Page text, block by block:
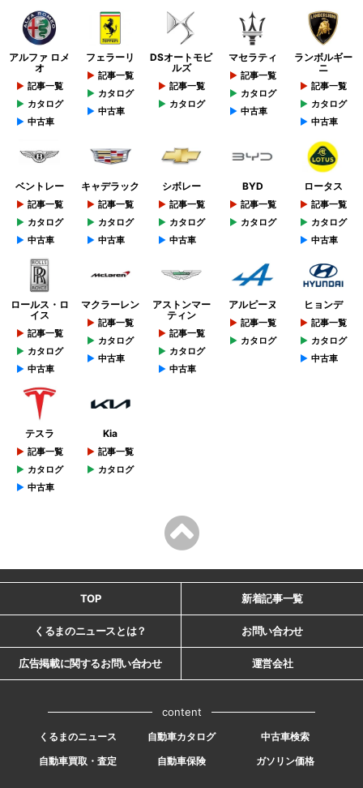
アルファ ロメ
オ
記事一覧
カタログ
中古車
フェラーリ
記事一覧
カタログ
中古車
DSオートモビ
ルズ
記事一覧
カタログ
マセラティ
記事一覧
カタログ
中古車
ランボルギー
ニ
記事一覧
カタログ
中古車
ベントレー
記事一覧
カタログ
中古車
キャデラック
記事一覧
カタログ
中古車
シボレー
記事一覧
カタログ
中古車
BYD
記事一覧
カタログ
ロータス
記事一覧
カタログ
中古車
ロールス・ロ
イス
記事一覧
カタログ
中古車
マクラーレン
記事一覧
カタログ
中古車
アストンマー
ティン
記事一覧
カタログ
中古車
アルピーヌ
記事一覧
カタログ
ヒョンデ
記事一覧
カタログ
中古車
テスラ
記事一覧
カタログ
中古車
Kia
記事一覧
カタログ
TOP 新着記事一覧
くるまのニュースとは？ お問い合わせ
広告掲載に関するお問い合わせ 運営会社
content
くるまのニュース 自動車カタログ
中古車検索
自動車買取・査定
自動車保険 ガソリン価格